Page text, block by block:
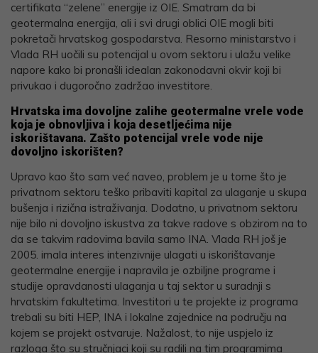
certifikata “zelene” energije iz OIE. Smatram da bi
geotermalna energija, ali i svi drugi oblici OIE mogli biti
pokretači hrvatskog gospodarstva. Resorno ministarstvo i
Vlada RH uočili su potencijal u ovom sektoru i ulažu velike
napore kako bi pronašli idealan zakonodavni okvir koji bi
privukao i dugoročno zadržao investitore.
Hrvatska ima dovoljne zalihe geotermalne vrele vode
koja je obnovljiva i koja desetljećima nije
iskorištavana. Zašto potencijal vrele vode nije
dovoljno iskorišten?
Upravo kao što sam već naveo, problem je u tome što je
privatnom sektoru teško pribaviti kapital za ulaganje u skupa
bušenja i rizična istraživanja. Dodatno, u privatnom sektoru
nije bilo ni dovoljno iskustva za takve radove s obzirom na to
da se takvim radovima bavila samo INA. Vlada RH još je
2005. imala interes intenzivnije ulagati u iskorištavanje
geotermalne energije i napravila je ozbiljne programe i
studije opravdanosti ulaganja u taj sektor u suradnji s
hrvatskim fakultetima. Investitori u te projekte iz programa
trebali su biti HEP, INA i lokalne zajednice na području na
kojem se projekt ostvaruje. Nažalost, to nije uspjelo iz
razloga što su stručnjaci koji su radili na tim programima